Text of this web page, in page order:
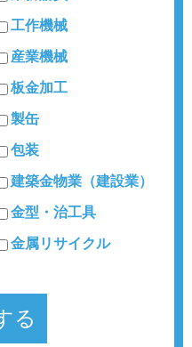
工作機械
産業機械
板金加工
製缶
包装
建築金物業（建設業）
金型・治工具
金属リサイクル